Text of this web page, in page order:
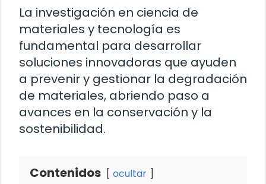
La investigación en ciencia de
materiales y tecnología es
fundamental para desarrollar
soluciones innovadoras que ayuden
a prevenir y gestionar la degradación
de materiales, abriendo paso a
avances en la conservación y la
sostenibilidad.
Contenidos ocultar